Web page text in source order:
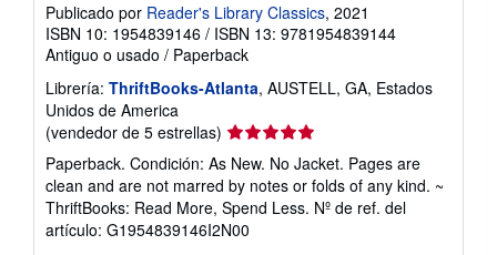
Publicado por Reader's Library Classics, 2021
ISBN 10: 1954839146 / ISBN 13: 9781954839144
Antiguo o usado / Paperback
Librería: ThriftBooks-Atlanta, AUSTELL, GA, Estados
Unidos de America
(vendedor de 5 estrellas) Calificación
del
vendedor:
5
de
5
Paperback. Condición: As New. No Jacket. Pages are
clean and are not marred by notes or folds of any kind. ~
ThriftBooks: Read More, Spend Less. Nº de ref. del
artículo: G1954839146I2N00